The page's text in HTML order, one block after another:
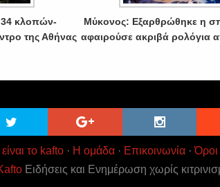
34 κλοπών-
της Αθήνας
Μύκονος: Εξαρθρώθηκε η
αφαιρούσε ακριβά ρολόγια
είναι το kafto· Η ομάδα· Επικοινωνία·
Ειδήσεις και Ενημέρωση χωρίς